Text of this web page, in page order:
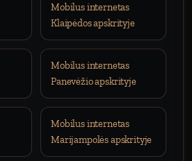
Mobilus internetas
Klaipėdos apskrityje
Mobilus internetas
Panevėžio apskrityje
Mobilus internetas
Marijampolės apskrityje